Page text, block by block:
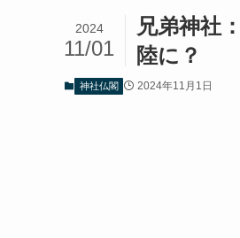
兄弟神社
陸に？
2024
11/01
神社仏閣 2024年11月1日